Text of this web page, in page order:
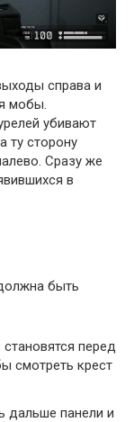
справа и
мобы.
убивают
ту сторону
Сразу же
в
быть
перед
смотреть крест
дальше панели и